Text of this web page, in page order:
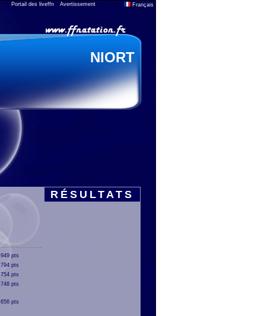
Portail des liveffn Avertissement Français
NIORT
RÉSULTATS
949 pts
794 pts
754 pts
748 pts
656 pts